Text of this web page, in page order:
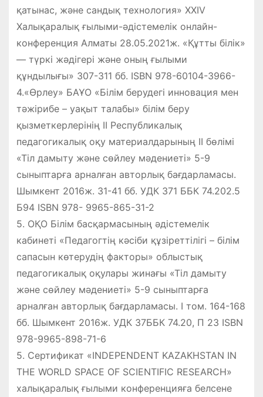
қатынас, және сандық технология» ХХIV
Халықаралық ғылыми-әдістемелік онлайн-
конференция Алматы 28.05.2021ж. «Құтты білік»
— түркі жәдігері және оның ғылыми
құндылығы» 307-311 бб. ISBN 978-60104-3966-
4.«Өрлеу» БАҰО «Білім берудегі инновация мен
тәжірибе – уақыт талабы» білім беру
қызметкерлерінің ІІ Республикалық
педагогикалық оқу материалдарының ІІ бөлімі
«Тіл дамыту және сөйлеу мәдениеті» 5-9
сыныптарға арналған авторлық бағдарламасы.
Шымкент 2016ж. 31-41 бб. УДК 371 ББК 74.202.5
Б94 ІSBN 978- 9965-865-31-2
5. ОҚО Білім басқармасының әдістемелік
кабинеті «Педагогтің кәсіби құзіреттілігі – білім
сапасын көтерудің факторы» облыстық
педагогикалық оқулары жинағы «Тіл дамыту
және сөйлеу мәдениеті» 5-9 сыныптарға
арналған авторлық бағдарламасы. І том. 164-168
бб. Шымкент 2016ж. УДК 37ББК 74.20, П 23 ІSBN
978-9965-898-71-6
5. Сертификат «INDEPENDENT KAZAKHSTAN IN
THE WORLD SPACE OF SCIENTIFIC RESEARCH»
халықаралық ғылыми конференцияға белсене